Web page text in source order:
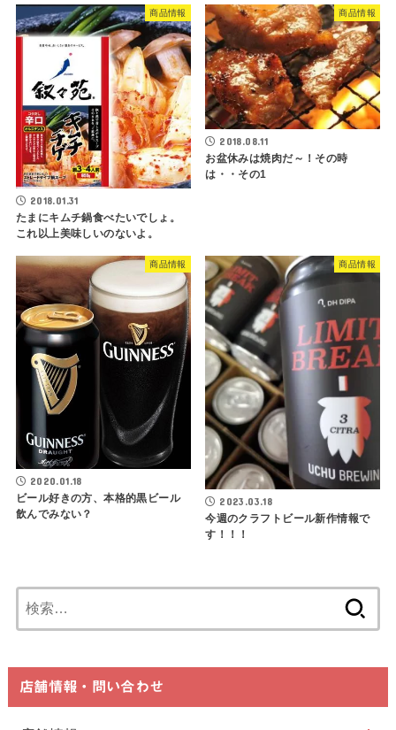
商品情報
2018.01.31
たまにキムチ鍋食べたいでしょ。
これ以上美味しいのないよ。
商品情報
2018.08.11
お盆休みは焼肉だ～！その時
は・・その1
商品情報
2020.01.18
ビール好きの方、本格的黒ビール
飲んでみない？
商品情報
2023.03.18
今週のクラフトビール新作情報で
す！！！
索:
店舗情報・問い合わせ